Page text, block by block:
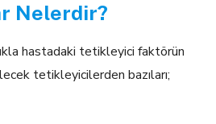
Nelerdir?
hastadaki tetikleyici faktörün
tetikleyicilerden bazıları;